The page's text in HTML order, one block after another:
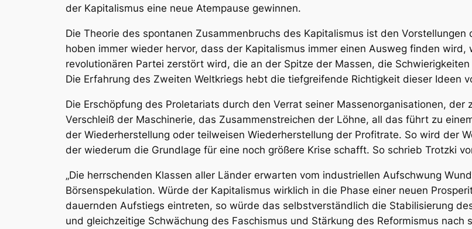
der Kapitalismus eine neue Atempause gewinnen.
Die Theorie des spontanen Zusammenbruchs des Kapitalismus ist den
hoben immer wieder hervor, dass der Kapitalismus immer einen Ausweg finden
revolutionären Partei zerstört wird, die an der Spitze der Massen, die
Die Erfahrung des Zweiten Weltkriegs hebt die tiefgreifende Richtigkeit dieser Ideen
Die Erschöpfung des Proletariats durch den Verrat seiner Massenorganisationen,
Verschleiß der Maschinerie, das Zusammenstreichen der Löhne, all das führt zu
der Wiederherstellung oder teilweisen Wiederherstellung der Profitrate. So wird der
der wiederum die Grundlage für eine noch größere Krise schafft. So schrieb Trotzki
„Die herrschenden Klassen aller Länder erwarten vom industriellen Aufschwung
Börsenspekulation. Würde der Kapitalismus wirklich in die Phase einer neuen
dauernden Aufstiegs eintreten, so würde das selbstverständlich die Stabilisierung
und gleichzeitige Schwächung des Faschismus und Stärkung des Reformismus